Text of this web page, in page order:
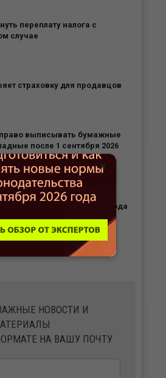
переплату налога с
случае
страховку для продавцов
право выписывать бумажные
после 1 сентября 2026
на август 2026 года
НОВОСТИ И
НА ВАШУ ПОЧТУ
×